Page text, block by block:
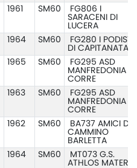
1961 SM60
FG806 I
SARACENI DI
LUCERA
1964 SM60
FG280 I PODISTI
DI CAPITANATA
1965 SM60
FG295 ASD
MANFREDONIA
CORRE
1963 SM60
FG295 ASD
MANFREDONIA
CORRE
1962 SM60
BA737 AMICI DEL
CAMMINO
BARLETTA
1964 SM60
MT073 G.S.
ATHLOS MATERA